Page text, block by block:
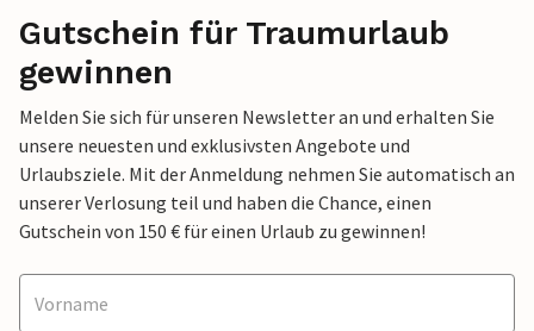
Gutschein für Traumurlaub
gewinnen
Melden Sie sich für unseren Newsletter an und erhalten Sie
unsere neuesten und exklusivsten Angebote und
Urlaubsziele. Mit der Anmeldung nehmen Sie automatisch an
unserer Verlosung teil und haben die Chance, einen
Gutschein von 150 € für einen Urlaub zu gewinnen!